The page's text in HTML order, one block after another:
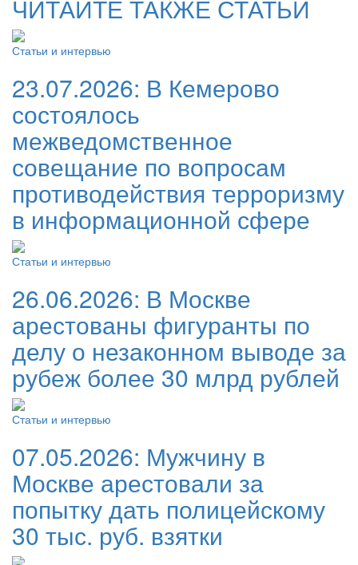
ЧИТАЙТЕ ТАКЖЕ СТАТЬИ
Статьи и интервью
23.07.2026: В Кемерово
состоялось
межведомственное
совещание по вопросам
противодействия терроризму
в информационной сфере
Статьи и интервью
26.06.2026: В Москве
арестованы фигуранты по
делу о незаконном выводе за
рубеж более 30 млрд рублей
Статьи и интервью
07.05.2026: Мужчину в
Москве арестовали за
попытку дать полицейскому
30 тыс. руб. взятки